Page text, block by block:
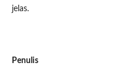
jelas.
Penulis